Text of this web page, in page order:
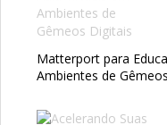
Matterport para
Ambientes de